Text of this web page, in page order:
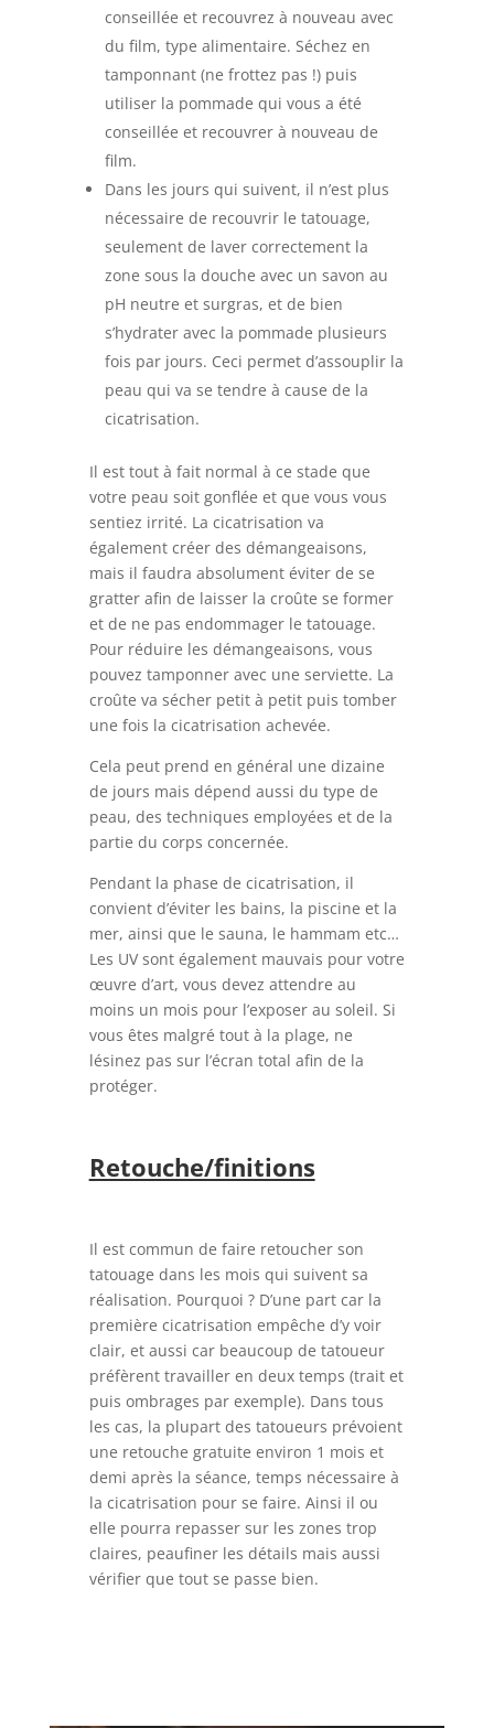
conseillée et recouvrez à nouveau avec
du film, type alimentaire. Séchez en
tamponnant (ne frottez pas !) puis
utiliser la pommade qui vous a été
conseillée et recouvrer à nouveau de
film.
Dans les jours qui suivent, il n’est plus
nécessaire de recouvrir le tatouage,
seulement de laver correctement la
zone sous la douche avec un savon au
pH neutre et surgras, et de bien
s’hydrater avec la pommade plusieurs
fois par jours. Ceci permet d’assouplir la
peau qui va se tendre à cause de la
cicatrisation.
Il est tout à fait normal à ce stade que
votre peau soit gonflée et que vous vous
sentiez irrité. La cicatrisation va
également créer des démangeaisons,
mais il faudra absolument éviter de se
gratter afin de laisser la croûte se former
et de ne pas endommager le tatouage.
Pour réduire les démangeaisons, vous
pouvez tamponner avec une serviette. La
croûte va sécher petit à petit puis tomber
une fois la cicatrisation achevée.
Cela peut prend en général une dizaine
de jours mais dépend aussi du type de
peau, des techniques employées et de la
partie du corps concernée.
Pendant la phase de cicatrisation, il
convient d’éviter les bains, la piscine et la
mer, ainsi que le sauna, le hammam etc…
Les UV sont également mauvais pour votre
œuvre d’art, vous devez attendre au
moins un mois pour l’exposer au soleil. Si
vous êtes malgré tout à la plage, ne
lésinez pas sur l’écran total afin de la
protéger.
Retouche/finitions
Il est commun de faire retoucher son
tatouage dans les mois qui suivent sa
réalisation. Pourquoi ? D’une part car la
première cicatrisation empêche d’y voir
clair, et aussi car beaucoup de tatoueur
préfèrent travailler en deux temps (trait et
puis ombrages par exemple). Dans tous
les cas, la plupart des tatoueurs prévoient
une retouche gratuite environ 1 mois et
demi après la séance, temps nécessaire à
la cicatrisation pour se faire. Ainsi il ou
elle pourra repasser sur les zones trop
claires, peaufiner les détails mais aussi
vérifier que tout se passe bien.